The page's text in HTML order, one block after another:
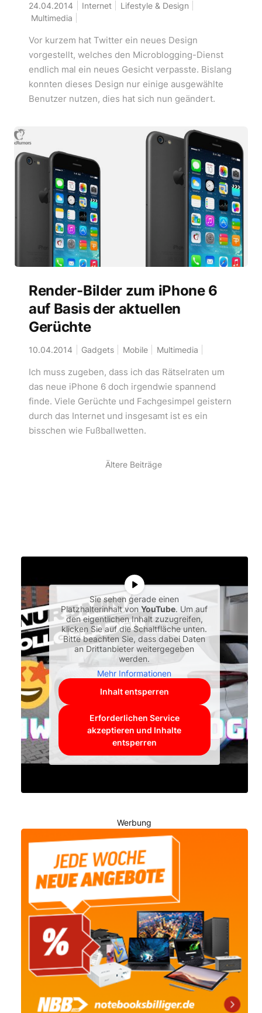
24.04.2014 Internet
Lifestyle & Design
Multimedia
Vor kurzem hat Twitter ein neues Design
vorgestellt, welches den Microblogging-Dienst
endlich mal ein neues Gesicht verpasste. Bislang
konnten dieses Design nur einige ausgewählte
Benutzer nutzen, dies hat sich nun geändert.
Render-Bilder zum iPhone 6
auf Basis der aktuellen
Gerüchte
10.04.2014 Gadgets Mobile Multimedia
Ich muss zugeben, dass ich das Rätselraten um
das neue iPhone 6 doch irgendwie spannend
finde. Viele Gerüchte und Fachgesimpel geistern
durch das Internet und insgesamt ist es ein
bisschen wie Fußballwetten.
Ältere Beiträge
Sie sehen gerade einen
Platzhalterinhalt vonYouTube. Um auf
den eigentlichen Inhalt zuzugreifen,
klicken Sie auf die Schaltfläche unten.
Bitte beachten Sie, dass dabei Daten
an Drittanbieter weitergegeben
werden.
Mehr Informationen
Inhalt entsperren
Erforderlichen Service
akzeptieren und Inhalte
entsperren
Werbung